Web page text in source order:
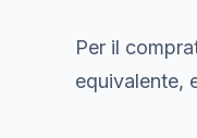
Per il
equivalente,